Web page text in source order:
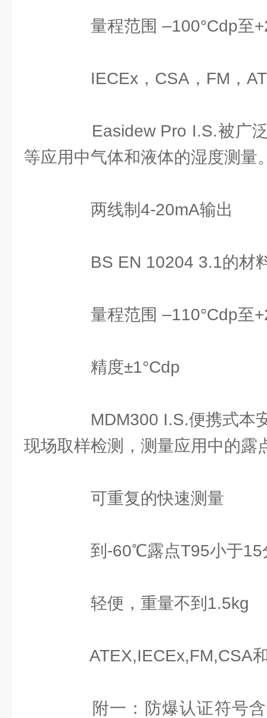
量程范围 –100°Cdp至
IECEx，CSA，FM，
Easidew Pro I.S.被广泛
等应用中气体和液体的湿度测量
两线制4-20mA输出
BS EN 10204 3.1的材
量程范围 –110°Cdp至
精度±1°Cdp
MDM300 I.S.便携式本
现场取样检测，测量应用中的露
可重复的快速测量
到-60℃露点T95小于15
轻便，重量不到1.5kg
ATEX,IECEx,FM,CSA
附一：防爆认证符号含